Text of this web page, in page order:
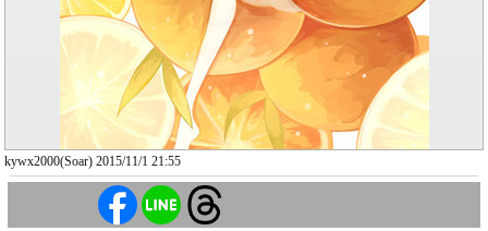
kywx2000(Soar) 2015/11/1 21:55